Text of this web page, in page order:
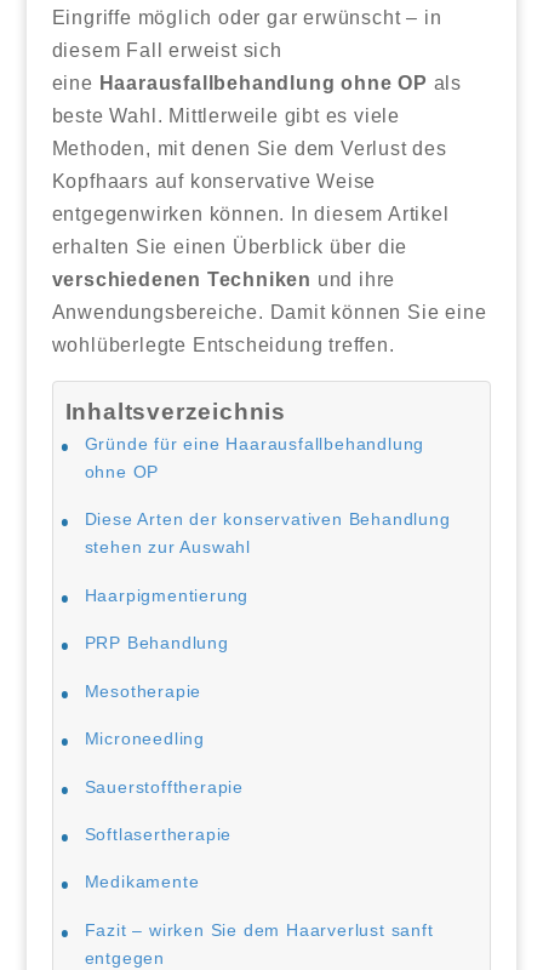
Eingriffe möglich oder gar erwünscht – in
diesem Fall erweist sich
eine Haarausfallbehandlung ohne OP als
beste Wahl. Mittlerweile gibt es viele
Methoden, mit denen Sie dem Verlust des
Kopfhaars auf konservative Weise
entgegenwirken können. In diesem Artikel
erhalten Sie einen Überblick über die
verschiedenen Techniken und ihre
Anwendungsbereiche. Damit können Sie eine
wohlüberlegte Entscheidung treffen.
Inhaltsverzeichnis
Gründe für eine Haarausfallbehandlung
ohne OP
Diese Arten der konservativen Behandlung
stehen zur Auswahl
Haarpigmentierung
PRP Behandlung
Mesotherapie
Microneedling
Sauerstofftherapie
Softlasertherapie
Medikamente
Fazit – wirken Sie dem Haarverlust sanft
entgegen